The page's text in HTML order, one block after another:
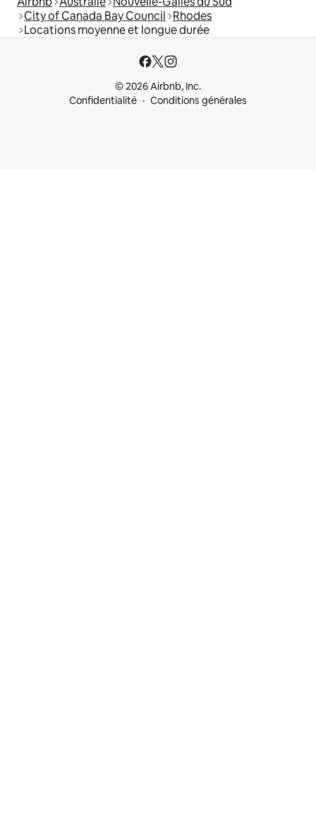
City of Canada Bay Council Rhodes
Locations moyenne et longue durée
© 2026 Airbnb, Inc.
Confidentialité
Conditions générales